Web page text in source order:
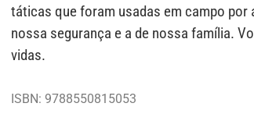
táticas que foram usadas em campo
nossa segurança e a de nossa família.
vidas.
ISBN: 9788550815053